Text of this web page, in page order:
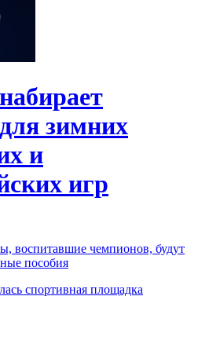
зимних
и
игр
воспитавшие чемпионов, будут
пособия
спортивная площадка